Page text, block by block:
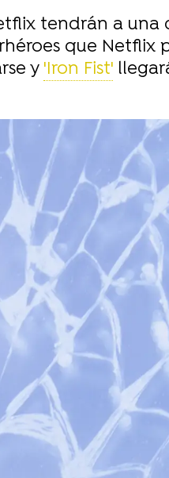
tendrán a una
que Netflix
y 'Iron Fist'